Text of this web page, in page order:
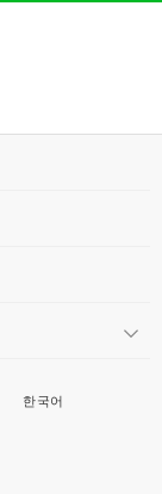
한국어